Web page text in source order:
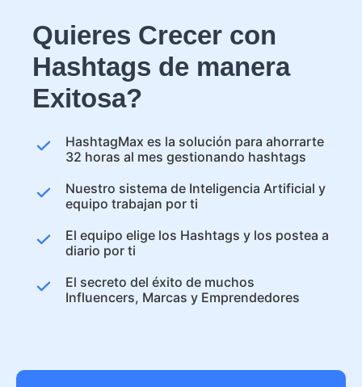
Quieres Crecer con
Hashtags de manera
Exitosa?
HashtagMax es la solución para ahorrarte
32 horas al mes gestionando hashtags
Nuestro sistema de Inteligencia Artificial y
equipo trabajan por ti
El equipo elige los Hashtags y los postea a
diario por ti
El secreto del éxito de muchos
Influencers, Marcas y Emprendedores